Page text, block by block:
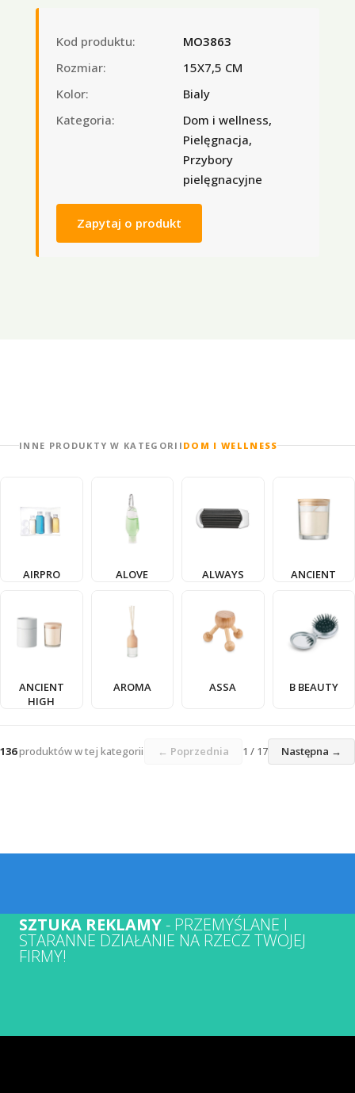
Kod produktu:
MO3863
Rozmiar:
15X7,5 CM
Kolor:
Bialy
Kategoria:
Dom i wellness,
Pielęgnacja,
Przybory
pielęgnacyjne
Zapytaj o produkt
INNE PRODUKTY W KATEGORII DOM I WELLNESS
AIRPRO ALOVE ALWAYS ANCIENT
ANCIENT
HIGH
AROMA ASSA B BEAUTY
136produktów w tej kategorii ← Poprzednia 1 / 17 Następna →
SZTUKA REKLAMY- PRZEMYŚLANE I
STARANNE DZIAŁANIE NA RZECZ TWOJEJ
FIRMY!